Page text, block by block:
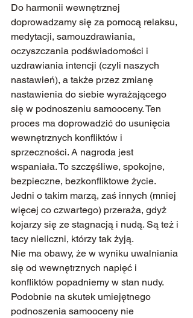
Do harmonii wewnętrznej
doprowadzamy się za pomocą relaksu,
medytacji, samouzdrawiania,
oczyszczania podświadomości i
uzdrawiania intencji (czyli naszych
nastawień), a także przez zmianę
nastawienia do siebie wyrażającego
się w podnoszeniu samooceny. Ten
proces ma doprowadzić do usunięcia
wewnętrznych konfliktów i
sprzeczności. A nagroda jest
wspaniała. To szczęśliwe, spokojne,
bezpieczne, bezkonfliktowe życie.
Jedni o takim marzą, zaś innych (mniej
więcej co czwartego) przeraża, gdyż
kojarzy się ze stagnacją i nudą. Są też i
tacy nieliczni, którzy tak żyją.
Nie ma obawy, że w wyniku uwalniania
się od wewnętrznych napięć i
konfliktów popadniemy w stan nudy.
Podobnie na skutek umiejętnego
podnoszenia samooceny nie